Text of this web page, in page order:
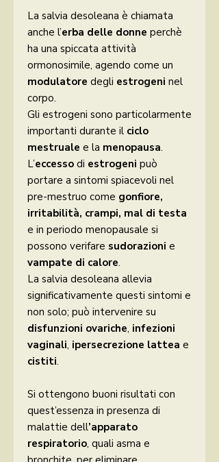
La salvia desoleana è chiamata
anche l’erba delle donne perchè
ha una spiccata attività
ormonosimile, agendo come un
modulatore degli estrogeni nel
corpo.
Gli estrogeni sono particolarmente
importanti durante il ciclo
mestruale e la menopausa.
L’eccesso di estrogeni può
portare a sintomi spiacevoli nel
pre-mestruo come gonfiore,
irritabilità, crampi, mal di testa
e in periodo menopausale si
possono verifare sudorazioni e
vampate di calore.
La salvia desoleana allevia
significativamente questi sintomi e
non solo; può intervenire su
disfunzioni ovariche, infezioni
vaginali, ipersecrezione lattea e
cistiti.
Si ottengono buoni risultati con
quest’essenza in presenza di
malattie dell’apparato
respiratorio, quali asma e